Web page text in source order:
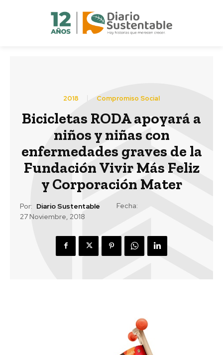
2018 Compromiso Social
Bicicletas RODA apoyará a
niños y niñas con
enfermedades graves de la
Fundación Vivir Más Feliz
y Corporación Mater
Por: Diario Sustentable
Fecha:
27 Noviembre, 2018